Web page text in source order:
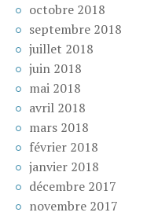
octobre 2018
septembre 2018
juillet 2018
juin 2018
mai 2018
avril 2018
mars 2018
février 2018
janvier 2018
décembre 2017
novembre 2017